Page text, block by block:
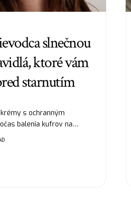
slnečnou
ktoré vám
starnutím
s ochranným
balenia kufrov na…